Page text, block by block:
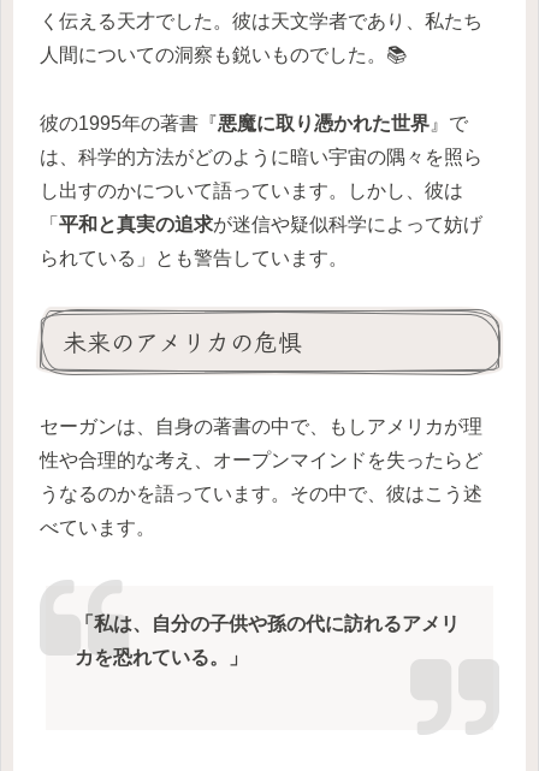
く伝える天才でした。彼は天文学者であり、私たち
人間についての洞察も鋭いものでした。📚
彼の1995年の著書『悪魔に取り憑かれた世界 』で
は、科学的方法がどのように暗い宇宙の隅々を照ら
し出すのかについて語っています。しかし、彼は
「 平和と真実の追求が迷信や疑似科学によって妨げ
られている」とも警告しています。
未来のアメリカの危惧
セーガンは、自身の著書の中で、もしアメリカが理
性や合理的な考え、オープンマインドを失ったらど
うなるのかを語っています。その中で、彼はこう述
べています。
「私は、自分の子供や孫の代に訪れるアメリ
カを恐れている。」